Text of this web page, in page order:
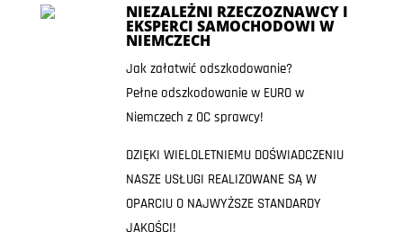
NIEZALEŻNI RZECZOZNAWCY I
EKSPERCI SAMOCHODOWI W
NIEMCZECH
Jak załatwić odszkodowanie?
Pełne odszkodowanie w EURO w
Niemczech z OC sprawcy!
DZIĘKI WIELOLETNIEMU DOŚWIADCZENIU
NASZE USŁUGI REALIZOWANE SĄ W
OPARCIU O NAJWYŻSZE STANDARDY
JAKOŚCI!